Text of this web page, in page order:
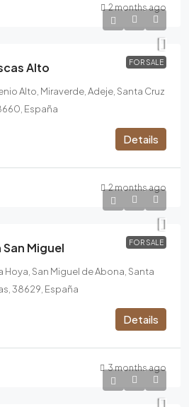
2 months ago
FOR SALE
Alto
Alto, Miraverde, Adeje, Santa Cruz
España
Details
2 months ago
FOR SALE
Miguel
Hoya, San Miguel de Abona, Santa
38629, España
Details
3 months ago